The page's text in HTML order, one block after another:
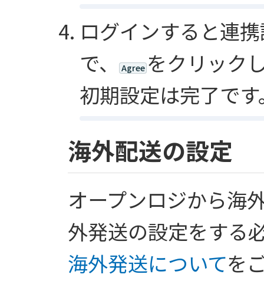
ログインすると連
で、
Agree をクリック
初期設定は完了で
海外配送の設定
オープンロジから海
外発送の設定をする
海外発送についてを